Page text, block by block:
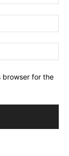
browser for the